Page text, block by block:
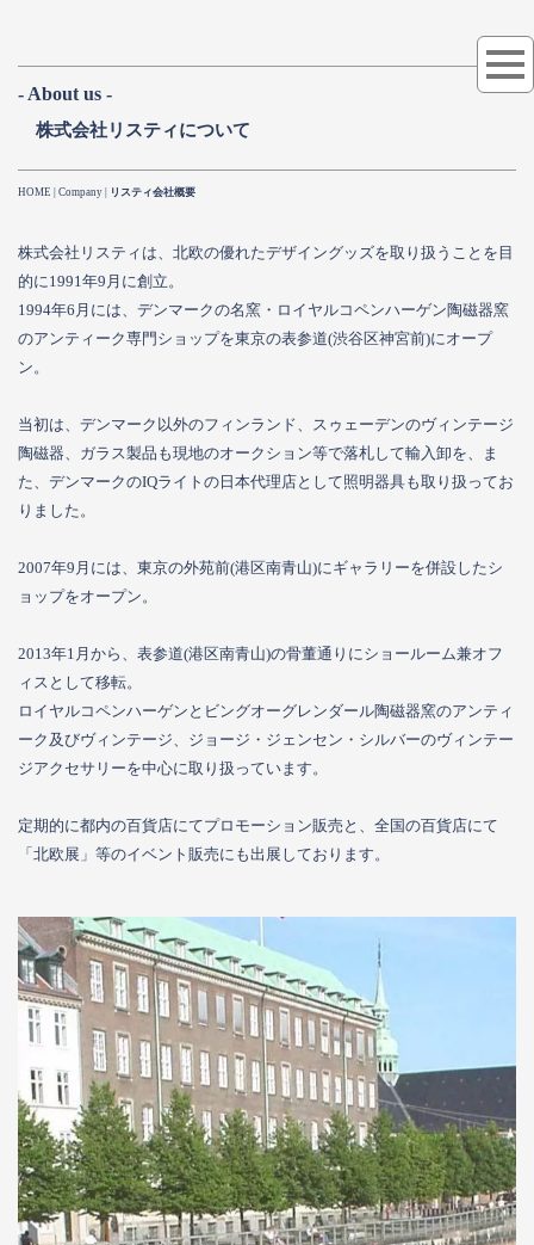
- About us -
株式会社リスティについて
HOME | Company | リスティ会社概要
株式会社リスティは、北欧の優れたデザイングッズを取り扱うことを目
的に1991年9月に創立。
1994年6月には、デンマークの名窯・ロイヤルコペンハーゲン陶磁器窯
のアンティーク専門ショップを東京の表参道(渋谷区神宮前)にオープ
ン。
当初は、デンマーク以外のフィンランド、スゥェーデンのヴィンテージ
陶磁器、ガラス製品も現地のオークション等で落札して輸入卸を、ま
た、デンマークのIQライトの日本代理店として照明器具も取り扱ってお
りました。
2007年9月には、東京の外苑前(港区南青山)にギャラリーを併設したシ
ョップをオープン。
2013年1月から、表参道(港区南青山)の骨董通りにショールーム兼オフ
ィスとして移転。
ロイヤルコペンハーゲンとビングオーグレンダール陶磁器窯のアンティ
ーク及びヴィンテージ、ジョージ・ジェンセン・シルバーのヴィンテー
ジアクセサリーを中心に取り扱っています。
定期的に都内の百貨店にてプロモーション販売と、全国の百貨店にて
「北欧展」等のイベント販売にも出展しております。